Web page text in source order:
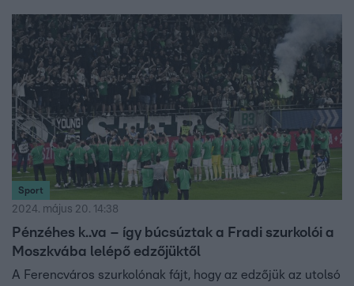
Sport
2024. május 20. 14:38
Pénzéhes k..va – így búcsúztak a Fradi szurkolói a
Moszkvába lelépő edzőjüktől
A Ferencváros szurkolónak fájt, hogy az edzőjük az utolsó